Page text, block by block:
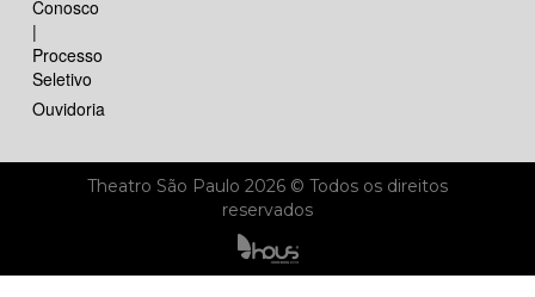
Conosco
|
Processo
Seletivo
Ouvidoria
Theatro São Paulo 2026 © Todos os direitos
reservados